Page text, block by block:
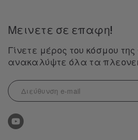
Μεινετε σε επαφη!
Γίνετε μέρος του κόσμου της
ανακαλύψτε όλα τα